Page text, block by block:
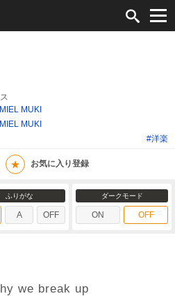
MUKI
MUKI
#洋楽
★ お気に入り登録
ふりがな
A OFF
ダークモード
ON OFF
we break up